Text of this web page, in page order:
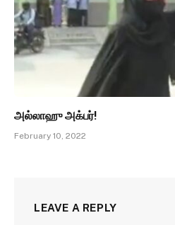
அல்லாஹு அக்பர்!
February 10, 2022
LEAVE A REPLY